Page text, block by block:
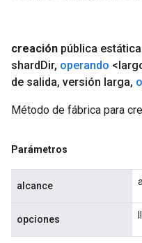
creación pública estática
shardDir, operando
de salida, versión larga,
Método de fábrica para
Parámetros
alcance
opciones